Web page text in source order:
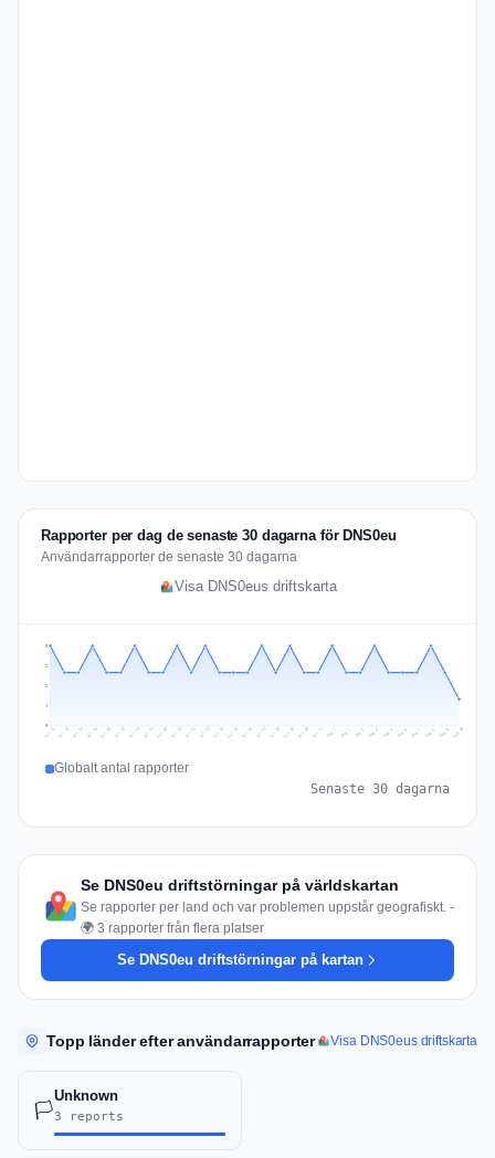
Rapporter per dag de senaste 30 dagarna för DNS0eu
Användarrapporter de senaste 30 dagarna
Visa DNS0eus driftskarta
1
2
2
3
Jul 12 Jul 13 Jul 14 Jul 15 Jul 16 Jul 17 Jul 18 Jul 19 Jul 20 Jul 21 Jul 22 Jul 23 Jul 24 Jul 25 Jul 26 Jul 27 Jul 28 Jul 29 Jul 30 Jul 31 Aug 1 Aug 2 Aug 3 Aug 4 Aug 5 Aug 6 Aug 7 Aug 8 Aug 9 Aug 10
Globalt antal rapporter
Senaste 30 dagarna
Se DNS0eu driftstörningar på världskartan
Se rapporter per land och var problemen uppstår geografiskt. -
🌍 3 rapporter från flera platser
Se DNS0eu driftstörningar på kartan
Topp länder efter användarrapporter Visa DNS0eus driftskarta
🏳️
Unknown
3 reports